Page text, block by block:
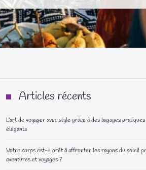
Articles récents
L’art de voyager avec style grâce à des bagages
élégants
Votre corps est-il prêt à affronter les rayons du soleil
aventures et voyages ?